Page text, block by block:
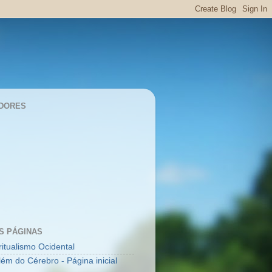
PÁGINAS
Ocidental
do Cérebro - Página inicial